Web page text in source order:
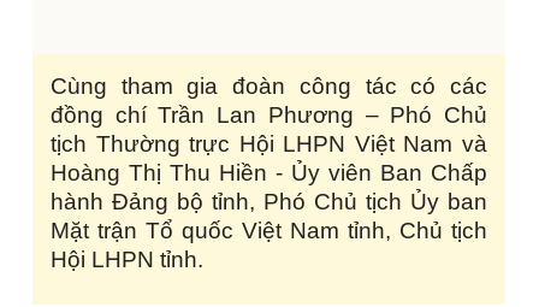
Cùng tham gia đoàn công tác có các
đồng chí Trần Lan Phương – Phó Chủ
tịch Thường trực Hội LHPN Việt Nam và
Hoàng Thị Thu Hiền - Ủy viên Ban Chấp
hành Đảng bộ tỉnh, Phó Chủ tịch Ủy ban
Mặt trận Tổ quốc Việt Nam tỉnh, Chủ tịch
Hội LHPN tỉnh.